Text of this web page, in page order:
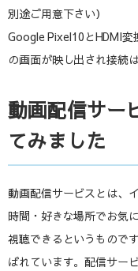
別途ご用意下さい）
Google Pixel10とHDMI変
の画面が映し出され接続
動画配信サー
てみました
動画配信サービスとは、
時間・好きな場所でお気
視聴できるというもので
ばれています。配信サー